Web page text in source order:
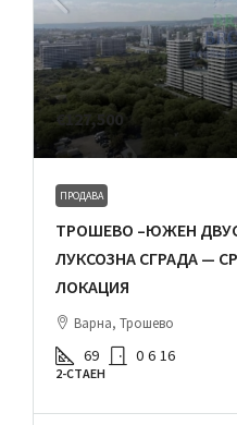
€127,500
ПРОДАВА
ТРОШЕВО –ЮЖЕН
ЛУКСОЗНА СГРАДА —
ЛОКАЦИЯ
Варна, Трошево
69 0 6 16
2-СТАЕН